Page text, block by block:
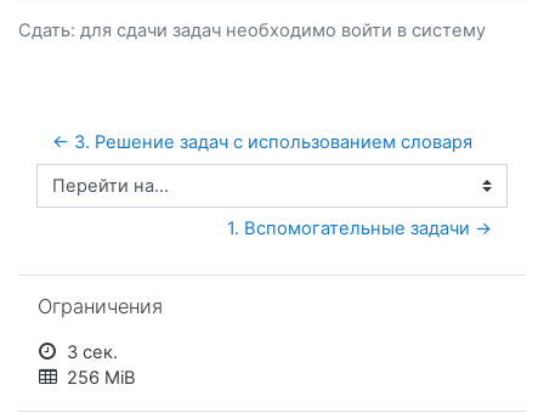
Сдать: для сдачи задач необходимо войти в систему
← 3. Решение задач с использованием словаря
Перейти на...
1. Вспомогательные задачи →
Ограничения
3 сек.
256 MiB